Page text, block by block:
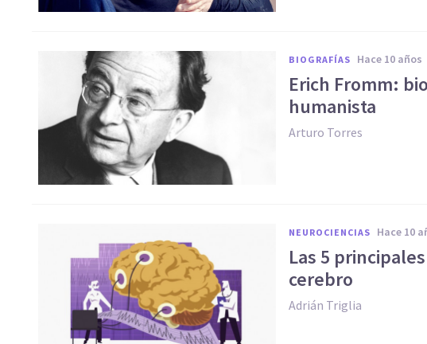
BIOGRAFÍAS hace 10 años
​Erich Fromm:
humanista
Arturo Torres
NEUROCIENCIAS hace 10
​Las 5
cerebro
Adrián Triglia